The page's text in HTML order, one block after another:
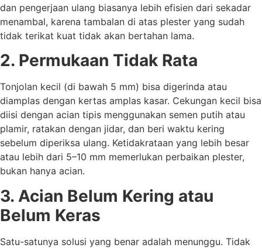
dan pengerjaan ulang biasanya lebih efisien dari sekadar
menambal, karena tambalan di atas plester yang sudah
tidak terikat kuat tidak akan bertahan lama.
2. Permukaan Tidak Rata
Tonjolan kecil (di bawah 5 mm) bisa digerinda atau
diamplas dengan kertas amplas kasar. Cekungan kecil bisa
diisi dengan acian tipis menggunakan semen putih atau
plamir, ratakan dengan jidar, dan beri waktu kering
sebelum diperiksa ulang. Ketidakrataan yang lebih besar
atau lebih dari 5–10 mm memerlukan perbaikan plester,
bukan hanya acian.
3. Acian Belum Kering atau
Belum Keras
Satu-satunya solusi yang benar adalah menunggu. Tidak